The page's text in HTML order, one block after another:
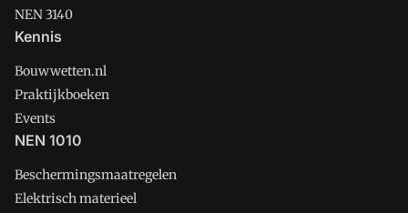
NEN 3140
Kennis
Bouwwetten.nl
Praktijkboeken
Events
NEN 1010
Beschermingsmaatregelen
Elektrisch materieel